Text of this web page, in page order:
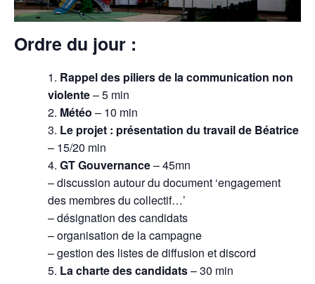
Ordre du jour :
Rappel des piliers de la communication non
violente– 5 min
Météo – 10 min
Le projet : présentation du travail de Béatrice
– 15/20 min
GT Gouvernance– 45mn
– discussion autour du document ‘engagement
des membres du collectif…’
– désignation des candidats
– organisation de la campagne
– gestion des listes de diffusion et discord
La charte des candidats– 30 min